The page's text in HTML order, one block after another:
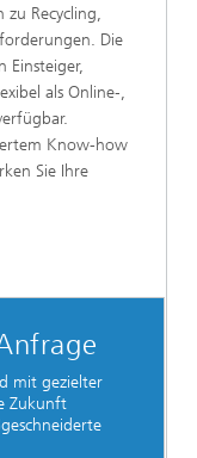
zu Recycling,
Die
Einsteiger,
als Online‑,
Know-how
Sie Ihre
mit gezielter
Zukunft